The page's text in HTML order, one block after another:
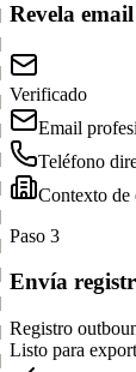
Revela
Verificado
Email
Teléfono
Contexto de
Paso 3
Envía
Registro
Listo para